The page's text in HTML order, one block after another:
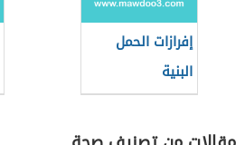
إفرازات الحمل
البنية